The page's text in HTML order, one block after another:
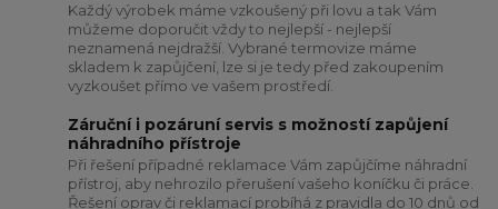
Každý výrobek máme vzkoušený při lovu a tak Vám
můžeme doporučit vždy to nejlepší - nejlepší
neznamená nejdražší. Vybrané termovize máme
skladem k zapůjčení, lze si je tedy před zakoupením
vyzkoušet přímo ve vašem prostředí.
Záruční i pozáruní servis s možností zapůjení
náhradního přístroje
Při řešení případné reklamace Vám zapůjčíme náhradní
přístroj, aby nehrozilo přerušení vašeho koníčku či práce.
Řešení oprav či reklamací probíhá z pravidla do 10 dnů od